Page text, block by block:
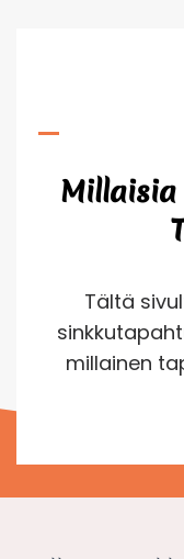
Tältä
millainen